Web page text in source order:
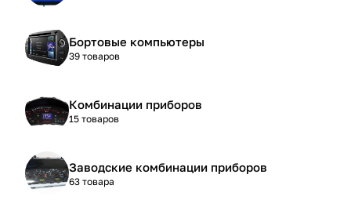
Бортовые компьютеры
39 товаров
Комбинации приборов
15 товаров
Заводские комбинации приборов
63 товара